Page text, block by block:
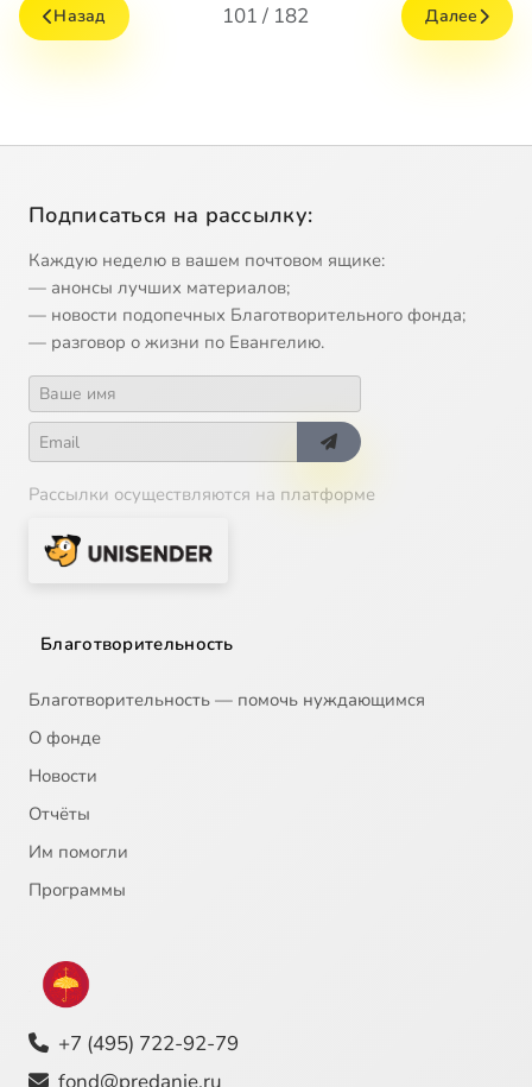
Назад 101 / 182 Далее
Подписаться на рассылку:
Каждую неделю в вашем почтовом ящике:
— анонсы лучших материалов;
— новости подопечных Благотворительного фонда;
— разговор о жизни по Евангелию.
Рассылки осуществляются на платформе
Благотворительность
Благотворительность — помочь нуждающимся
О фонде
Новости
Отчёты
Им помогли
Программы
+7 (495) 722-92-79